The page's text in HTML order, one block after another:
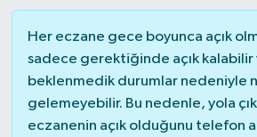
Her eczane gece boyunca açık
sadece gerektiğinde açık kalabilir
beklenmedik durumlar nedeniyle
gelemeyebilir. Bu nedenle, yola
eczanenin açık olduğunu telefon